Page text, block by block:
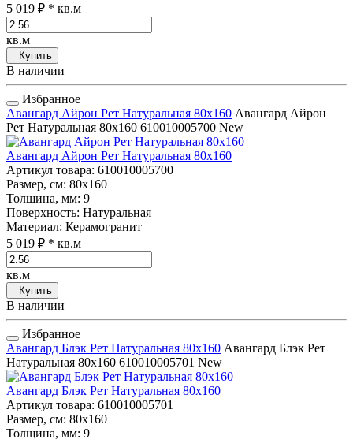
5 019 ₽ * кв.м
кв.м
Купить
В наличии
Избранное
Авангард Айрон Рет Натуральная 80x160 Авангард Айрон
Рет Натуральная 80x160 610010005700 New
Авангард Айрон Рет Натуральная 80x160
Артикул товара: 610010005700
Размер, см: 80x160
Толщина, мм: 9
Поверхность: Натуральная
Материал: Керамогранит
5 019 ₽ * кв.м
кв.м
Купить
В наличии
Избранное
Авангард Блэк Рет Натуральная 80x160 Авангард Блэк Рет
Натуральная 80x160 610010005701 New
Авангард Блэк Рет Натуральная 80x160
Артикул товара: 610010005701
Размер, см: 80x160
Толщина, мм: 9